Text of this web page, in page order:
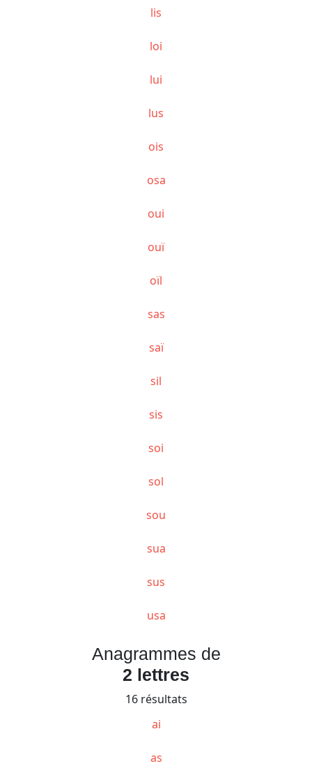
lis
loi
lui
lus
ois
osa
oui
ouï
oïl
sas
saï
sil
sis
soi
sol
sou
sua
sus
usa
Anagrammes de
2 lettres
16 résultats
ai
as